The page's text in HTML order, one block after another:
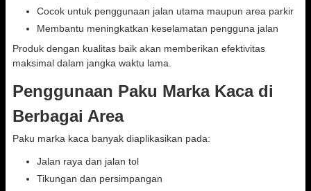
Cocok untuk penggunaan jalan utama maupun area parkir
Membantu meningkatkan keselamatan pengguna jalan
Produk dengan kualitas baik akan memberikan efektivitas
maksimal dalam jangka waktu lama.
Penggunaan Paku Marka Kaca di
Berbagai Area
Paku marka kaca banyak diaplikasikan pada:
Jalan raya dan jalan tol
Tikungan dan persimpangan